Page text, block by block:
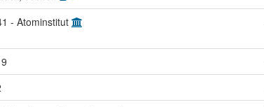
- Atominstitut